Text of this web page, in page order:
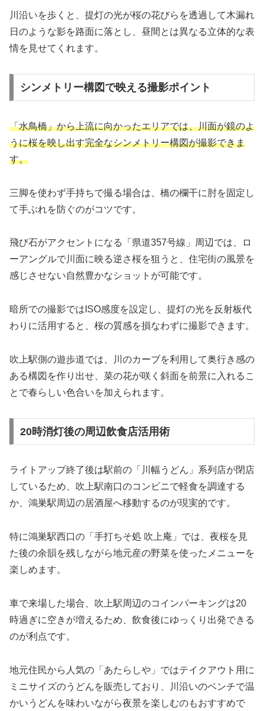
川沿いを歩くと、提灯の光が桜の花びらを透過して木漏れ
日のような影を路面に落とし、昼間とは異なる立体的な表
情を見せてくれます。
シンメトリー構図で映える撮影ポイント
「水鳥橋」から上流に向かったエリアでは、川面が鏡のよ
うに桜を映し出す完全なシンメトリー構図が撮影できま
す。
三脚を使わず手持ちで撮る場合は、橋の欄干に肘を固定し
て手ぶれを防ぐのがコツです。
飛び石がアクセントになる「県道357号線」周辺では、ロ
ーアングルで川面に映る逆さ桜を狙うと、住宅街の風景を
感じさせない自然豊かなショットが可能です。
暗所での撮影ではISO感度を設定し、提灯の光を反射板代
わりに活用すると、桜の質感を損なわずに撮影できます。
吹上駅側の遊歩道では、川のカーブを利用して奥行き感の
ある構図を作り出せ、菜の花が咲く斜面を前景に入れるこ
とで春らしい色合いを加えられます。
20時消灯後の周辺飲食店活用術
ライトアップ終了後は駅前の「川幅うどん」系列店が閉店
しているため、吹上駅南口のコンビニで軽食を調達する
か、鴻巣駅周辺の居酒屋へ移動するのが現実的です。
特に鴻巣駅西口の「手打ちそ処 吹上庵」では、夜桜を見
た後の余韻を残しながら地元産の野菜を使ったメニューを
楽しめます。
車で来場した場合、吹上駅周辺のコインパーキングは20
時過ぎに空きが増えるため、飲食後にゆっくり出発できる
のが利点です。
地元住民から人気の「あたらしや」ではテイクアウト用に
ミニサイズのうどんを販売しており、川沿いのベンチで温
かいうどんを味わいながら夜景を楽しむのもおすすめで